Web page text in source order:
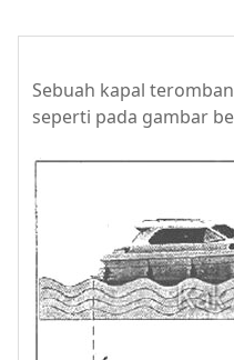
Sebuah kapal
seperti pada gambar